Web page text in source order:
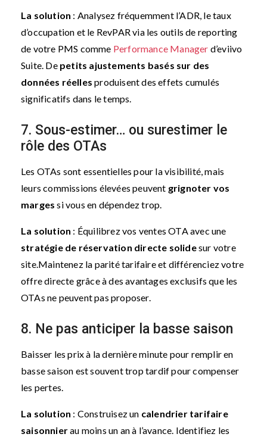
La solution : Analysez fréquemment l’ADR, le taux
d’occupation et le RevPAR via les outils de reporting
de votre PMS comme Performance Manager d’eviivo
Suite. De petits ajustements basés sur des
données réelles produisent des effets cumulés
significatifs dans le temps.
7. Sous-estimer… ou surestimer le
rôle des OTAs
Les OTAs sont essentielles pour la visibilité, mais
leurs commissions élevées peuvent grignoter vos
marges si vous en dépendez trop.
La solution : Équilibrez vos ventes OTA avec une
stratégie de réservation directe solidesur votre
site.Maintenez la parité tarifaire et différenciez votre
offre directe grâce à des avantages exclusifs que les
OTAs ne peuvent pas proposer.
8. Ne pas anticiper la basse saison
Baisser les prix à la dernière minute pour remplir en
basse saison est souvent trop tardif pour compenser
les pertes.
La solution : Construisez un calendrier tarifaire
saisonnierau moins un an à l’avance. Identifiez les